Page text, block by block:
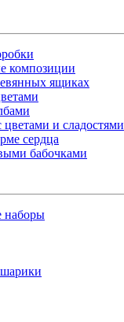
композиции
ящиках
и сладостями
сердца
бабочками
наборы